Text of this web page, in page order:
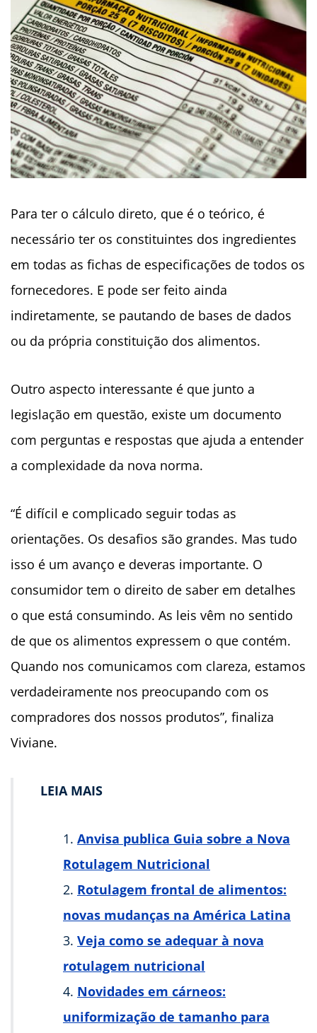
Para ter o cálculo direto, que é o teórico, é
necessário ter os constituintes dos ingredientes
em todas as fichas de especificações de todos os
fornecedores. E pode ser feito ainda
indiretamente, se pautando de bases de dados
ou da própria constituição dos alimentos.
Outro aspecto interessante é que junto a
legislação em questão, existe um documento
com perguntas e respostas que ajuda a entender
a complexidade da nova norma.
“É difícil e complicado seguir todas as
orientações. Os desafios são grandes. Mas tudo
isso é um avanço e deveras importante. O
consumidor tem o direito de saber em detalhes
o que está consumindo. As leis vêm no sentido
de que os alimentos expressem o que contém.
Quando nos comunicamos com clareza, estamos
verdadeiramente nos preocupando com os
compradores dos nossos produtos”, finaliza
Viviane.
LEIA MAIS
Anvisa publica Guia sobre a Nova
Rotulagem Nutricional
Rotulagem frontal de alimentos:
novas mudanças na América Latina
Veja como se adequar à nova
rotulagem nutricional
Novidades em cárneos:
uniformização de tamanho para